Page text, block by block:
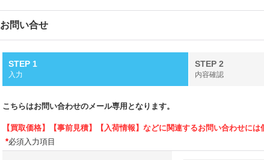
お問い合せ
STEP 1
入力
STEP 2
内容確認
こちらはお問い合わせのメール専用となります。
【買取価格】【事前見積】【入荷情報】などに関連するお問い合わせには
*必須入力項目